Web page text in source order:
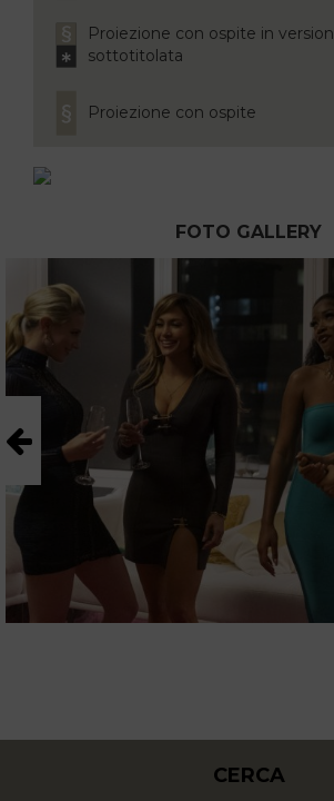
Proiezione con ospite in
sottotitolata
Proiezione con ospite
FOTO GALLERY
CERCA